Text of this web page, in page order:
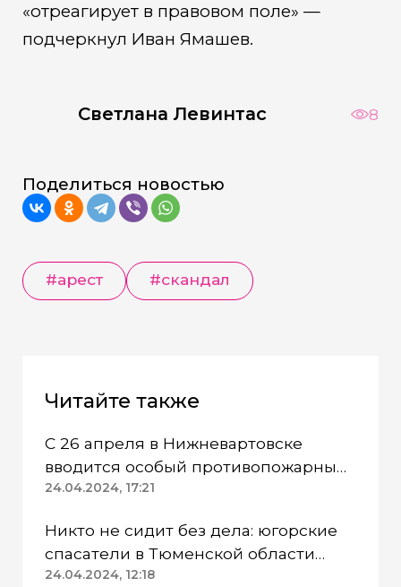
«отреагирует в правовом поле» —
подчеркнул Иван Ямашев.
Светлана Левинтас 8
Поделиться новостью
#арест #скандал
Читайте также
С 26 апреля в Нижневартовске
вводится особый противопожарный
режим
24.04.2024, 17:21
Никто не сидит без дела: югорские
спасатели в Тюменской области
работают в две смены
24.04.2024, 12:18